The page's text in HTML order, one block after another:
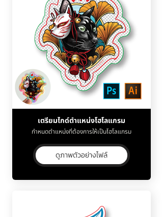
เตรียมไกด์ตำแหน่งโฮโลแกรม
กำหนดตำแหน่งที่ต้องการให้เป็นโฮโลแกรม
ดูภาพตัวอย่างไฟล์